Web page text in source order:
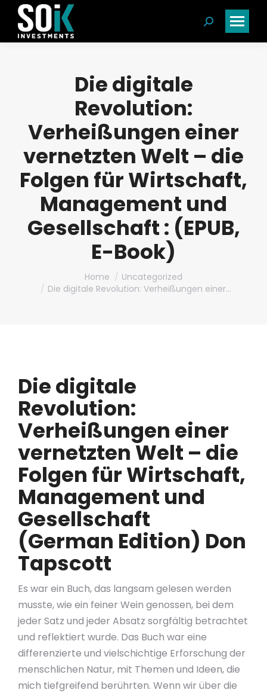
Search:
Die digitale
Revolution:
Verheißungen einer
vernetzten Welt – die
Folgen für Wirtschaft,
Management und
Gesellschaft : (EPUB,
E-Book)
Home
Uncategorized
Die digitale Revolution: Verheißungen einer…
Die digitale
Revolution:
Verheißungen einer
vernetzten Welt – die
Folgen für Wirtschaft,
Management und
Gesellschaft
(German Edition) Don
Tapscott
Es war ein Buch, das langsam gelesen werden
musste, wie ein feiner Wein genossen, bei dem
jeder Satz und jeder Absatz sorgfältig betrachtet
und reflektiert wurde. Das Buch war eine
differenzierte und vielschichtige Erforschung der
menschlichen Natur, mit Themen und Ideen, die
mich tiefgreifend berührten. Wenn wir über die